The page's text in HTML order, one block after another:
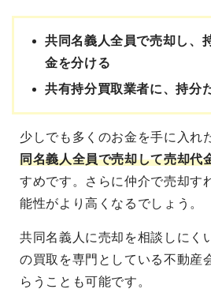
共同名義人全員で売却し、
金を分ける
共有持分買取業者に、持分
少しでも多くのお金を手に入れ
同名義人全員で売却して売却代
すめです。さらに仲介で売却す
能性がより高くなるでしょう。
共同名義人に売却を相談しにく
の買取を専門としている不動産
らうことも可能です。